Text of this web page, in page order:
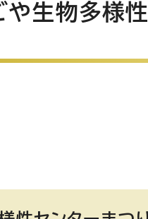
生物多様性